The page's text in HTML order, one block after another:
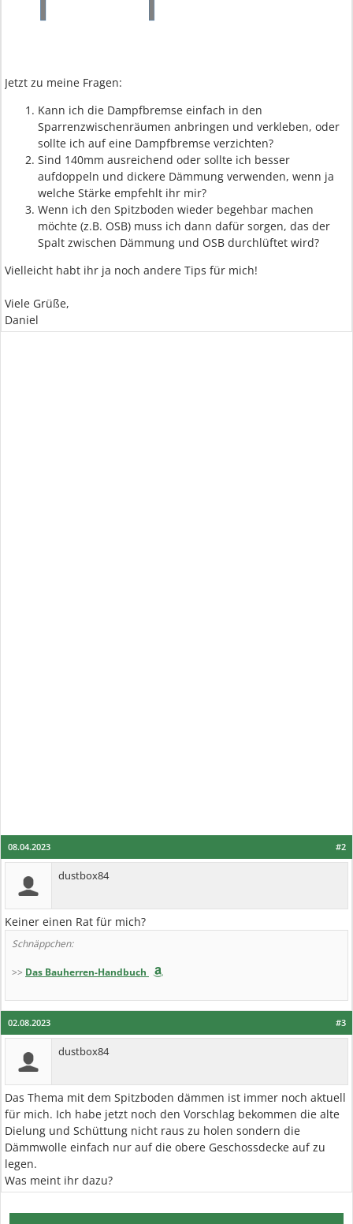
Jetzt zu meine Fragen:
Kann ich die Dampfbremse einfach in den
Sparrenzwischenräumen anbringen und verkleben, oder
sollte ich auf eine Dampfbremse verzichten?
Sind 140mm ausreichend oder sollte ich besser
aufdoppeln und dickere Dämmung verwenden, wenn ja
welche Stärke empfehlt ihr mir?
Wenn ich den Spitzboden wieder begehbar machen
möchte (z.B. OSB) muss ich dann dafür sorgen, das der
Spalt zwischen Dämmung und OSB durchlüftet wird?
Vielleicht habt ihr ja noch andere Tips für mich!
Viele Grüße,
Daniel
#2
08.04.2023
dustbox84
Keiner einen Rat für mich?
Schnäppchen:
>> Das Bauherren-Handbuch
#3
02.08.2023
dustbox84
Das Thema mit dem Spitzboden dämmen ist immer noch aktuell
für mich. Ich habe jetzt noch den Vorschlag bekommen die alte
Dielung und Schüttung nicht raus zu holen sondern die
Dämmwolle einfach nur auf die obere Geschossdecke auf zu
legen.
Was meint ihr dazu?